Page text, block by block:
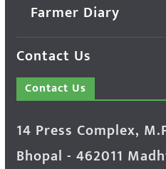
Farmer Diary
Contact Us
Contact Us
14 Press Complex,
Bhopal - 462011